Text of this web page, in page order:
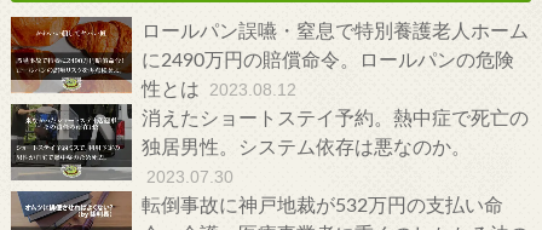
ロールパン誤嚥・窒息で特別養護老人ホーム
に2490万円の賠償命令。ロールパンの危険
性とは
2023.08.12
消えたショートステイ予約。熱中症で死亡の
独居男性。システム依存は悪なのか。
2023.07.30
転倒事故に神戸地裁が532万円の支払い命